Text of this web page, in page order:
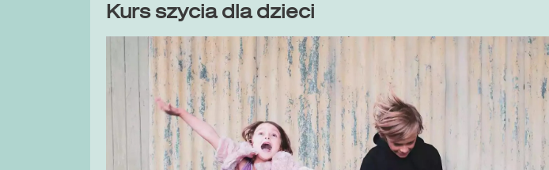
Kurs szycia dla dzieci